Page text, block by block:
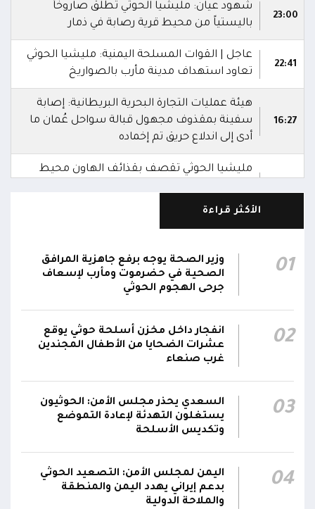
23:00
شهود عيان: مليشيا الحوثي تطلق صاروخاً
باليستياً من محيط قرية رصابة في ذمار
22:41
عاجل | القوات المسلحة اليمنية: مليشيا الحوثي
تعاود استهداف مدينة مأرب بالصواريخ
16:27
هيئة عمليات التجارة البحرية البريطانية: إصابة
سفينة بمقذوف مجهول قبالة سواحل عُمان ما
أدى إلى اندلاع حريق تم إخماده
مليشيا الحوثي تقصف بقذائف الهاون محيط
قعطبة في الضالع
في الضالع
قصف حوثي عشوائي بالسلاح الثقيل يستهدف
الأكثر قراءة
01
وزير الصحة يوجه برفع جاهزية المرافق
الصحية في حضرموت ومأرب لإسعاف
جرحى الهجوم الحوثي
02
انفجار داخل مخزن أسلحة حوثي يوقع
عشرات الضحايا من الأطفال المجندين
غرب صنعاء
03
السعدي يحذر مجلس الأمن: الحوثيون
يستغلون التهدئة لإعادة التموضع
وتكديس الأسلحة
04
اليمن لمجلس الأمن: التصعيد الحوثي
بدعم إيراني يهدد اليمن والمنطقة
والملاحة الدولية